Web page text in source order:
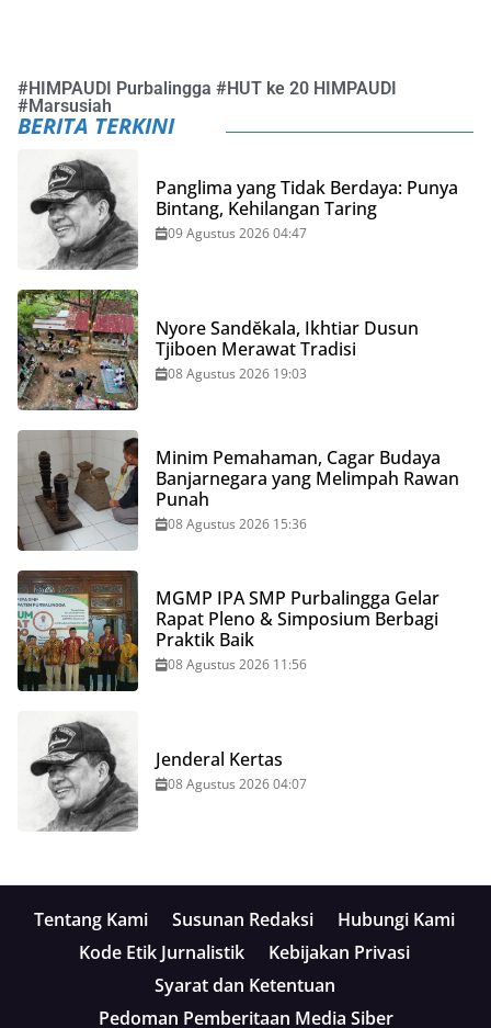
#HIMPAUDI Purbalingga #HUT ke 20 HIMPAUDI
#Marsusiah
BERITA TERKINI
Panglima yang Tidak Berdaya: Punya
Bintang, Kehilangan Taring
09 Agustus 2026 04:47
Nyore Sandĕkala, Ikhtiar Dusun
Tjiboen Merawat Tradisi
08 Agustus 2026 19:03
Minim Pemahaman, Cagar Budaya
Banjarnegara yang Melimpah Rawan
Punah
08 Agustus 2026 15:36
MGMP IPA SMP Purbalingga Gelar
Rapat Pleno & Simposium Berbagi
Praktik Baik
08 Agustus 2026 11:56
Jenderal Kertas
08 Agustus 2026 04:07
Tentang Kami Susunan Redaksi
Hubungi Kami
Kode Etik Jurnalistik
Kebijakan Privasi
Syarat dan Ketentuan
Pedoman Pemberitaan Media Siber